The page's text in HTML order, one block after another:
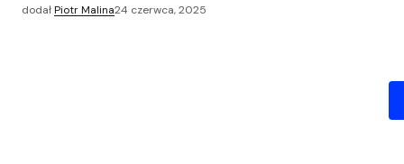
dodałPiotr Malina24 czerwca, 2025